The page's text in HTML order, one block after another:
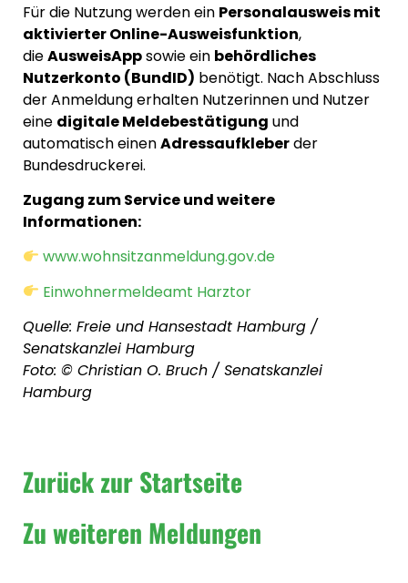
Für die Nutzung werden ein Personalausweis mit
aktivierter Online-Ausweisfunktion,
dieAusweisAppsowie ein behördliches
Nutzerkonto (BundID) benötigt. Nach Abschluss
der Anmeldung erhalten Nutzerinnen und Nutzer
eine digitale Meldebestätigung und
automatisch einenAdressaufkleberder
Bundesdruckerei.
Zugang zum Service und weitere
Informationen:
www.wohnsitzanmeldung.gov.de
Einwohnermeldeamt Harztor
Quelle: Freie und Hansestadt Hamburg /
Senatskanzlei Hamburg
Foto: © Christian O. Bruch / Senatskanzlei
Hamburg
Zurück zur Startseite
Zu weiteren Meldungen